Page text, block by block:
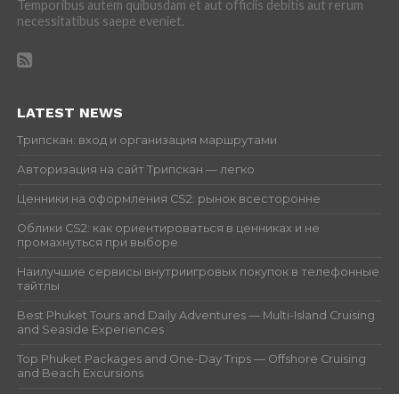
Temporibus autem quibusdam et aut officiis debitis aut rerum
necessitatibus saepe eveniet.
LATEST NEWS
Трипскан: вход и организация маршрутами
Авторизация на сайт Трипскан — легко
Ценники на оформления CS2: рынок всесторонне
Облики CS2: как ориентироваться в ценниках и не
промахнуться при выборе
Наилучшие сервисы внутриигровых покупок в телефонные
тайтлы
Best Phuket Tours and Daily Adventures — Multi-Island Cruising
and Seaside Experiences
Top Phuket Packages and One-Day Trips — Offshore Cruising
and Beach Excursions